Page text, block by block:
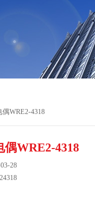
WRE2-4318
偶WRE2-4318
28